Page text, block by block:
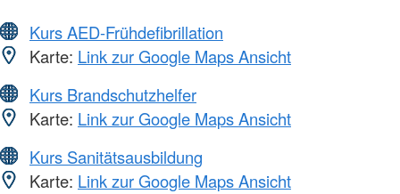
Kurs AED-Frühdefibrillation
Karte: Link zur Google Maps Ansicht
Kurs Brandschutzhelfer
Karte: Link zur Google Maps Ansicht
Kurs Sanitätsausbildung
Karte: Link zur Google Maps Ansicht